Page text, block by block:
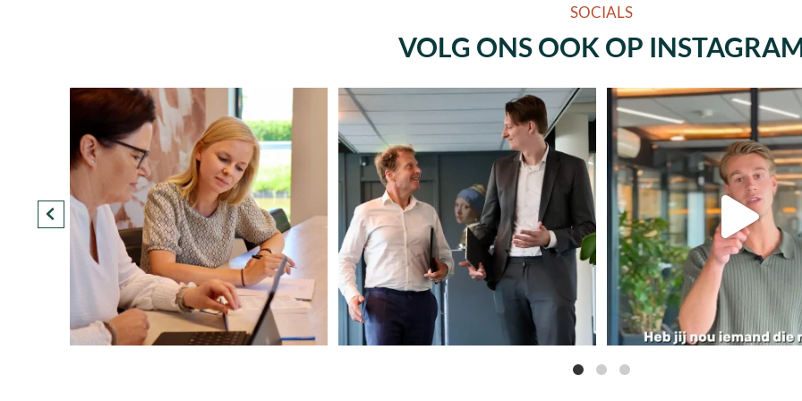
SOCIALS
VOLG ONS OOK OP
Sinds 1 juli 2025 is er iets veranderd binnen het
9 0
Je laat een logo ontwerpen, een website bouwen of Factuur verstuurd, herinneringen
43 0